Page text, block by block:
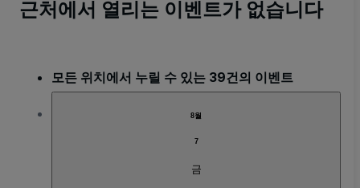
근처에서 열리는 이벤트가 없습니다
모든 위치에서 누릴 수 있는 39건의 이벤트
8월
7
금